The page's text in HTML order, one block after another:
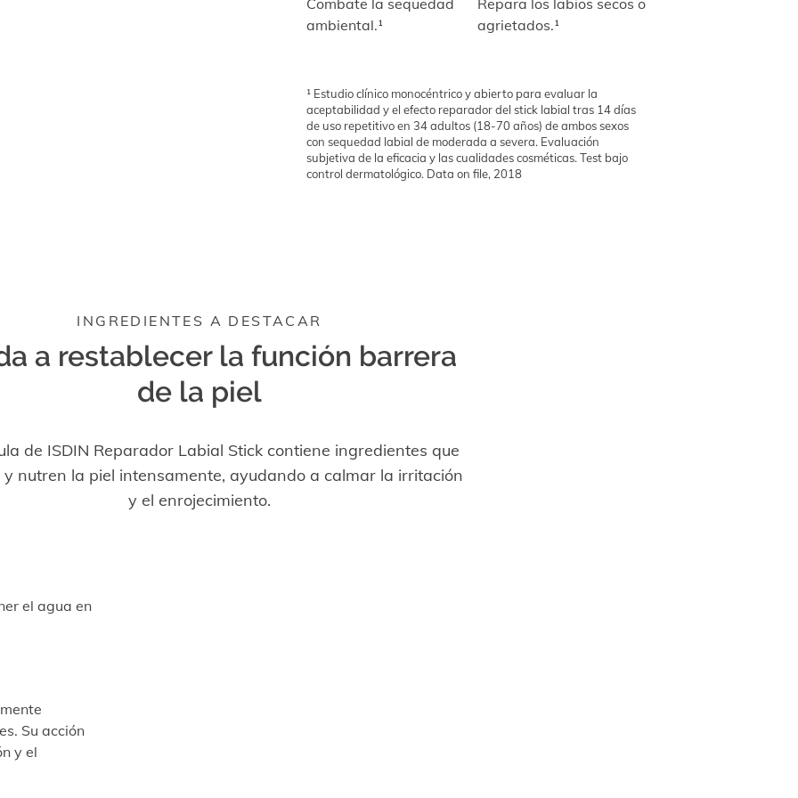
Combate la sequedad
ambiental.¹
Repara los labios secos o
agrietados.¹
¹ Estudio clínico monocéntrico y abierto para evaluar la
aceptabilidad y el efecto reparador del stick labial tras 14 días
de uso repetitivo en 34 adultos (18-70 años) de ambos sexos
con sequedad labial de moderada a severa. Evaluación
subjetiva de la eficacia y las cualidades cosméticas. Test bajo
control dermatológico. Data on file, 2018
INGREDIENTES A DESTACAR
a restablecer la función barrera
de la piel
de ISDIN Reparador Labial Stick contiene ingredientes que
nutren la piel intensamente, ayudando a calmar la irritación
y el enrojecimiento.
el agua en
Su acción
y el